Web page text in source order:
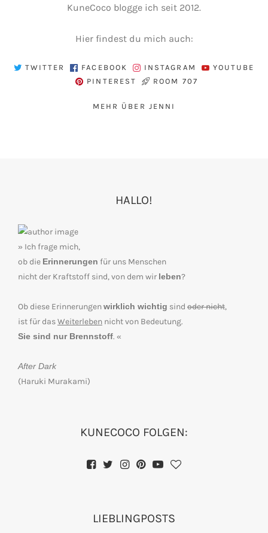
KuneCoco blogge ich seit 2012.
Hier findest du mich auch:
TWITTER FACEBOOK INSTAGRAM
YOUTUBE
PINTEREST
ROOM 707
MEHR ÜBER JENNI
HALLO!
» Ich frage mich,
ob die Erinnerungen für uns Menschen
nicht der Kraftstoff sind, von dem wir leben?
Ob diese Erinnerungenwirklich wichtig sind oder nicht,
ist für dasWeiterleben nicht von Bedeutung.
Sie sind nur Brennstoff. «
After Dark
(Haruki Murakami)
KUNECOCO FOLGEN:
LIEBLINGPOSTS